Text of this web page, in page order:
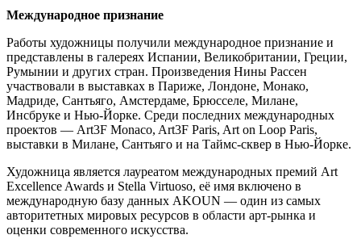
Международное признание
Работы художницы получили международное признание и
представлены в галереях Испании, Великобритании, Греции,
Румынии и других стран. Произведения Нины Рассен
участвовали в выставках в Париже, Лондоне, Монако,
Мадриде, Сантьяго, Амстердаме, Брюсселе, Милане,
Инсбруке и Нью-Йорке. Среди последних международных
проектов — Art3F Monaco, Art3F Paris, Art on Loop Paris,
выставки в Милане, Сантьяго и на Таймс-сквер в Нью-Йорке.
Художница является лауреатом международных премий Art
Excellence Awards и Stella Virtuoso, её имя включено в
международную базу данных AKOUN — один из самых
авторитетных мировых ресурсов в области арт-рынка и
оценки современного искусства.